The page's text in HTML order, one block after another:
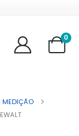
0
MEDIÇÃO